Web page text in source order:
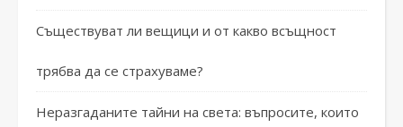
Съществуват ли вещици и от какво всъщност
трябва да се страхуваме?
Неразгаданите тайни на света: въпросите, които